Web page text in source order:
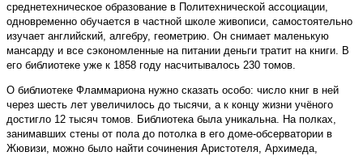
среднетехническое образование в Политехнической ассоциации,
одновременно обучается в частной школе живописи, самостоятельно
изучает английский, алгебру, геометрию. Он снимает маленькую
мансарду и все сэкономленные на питании деньги тратит на книги. В
его библиотеке уже к 1858 году насчитывалось 230 томов.
О библиотеке Фламмариона нужно сказать особо: число книг в ней
через шесть лет увеличилось до тысячи, а к концу жизни учёного
достигло 12 тысяч томов. Библиотека была уникальна. На полках,
занимавших стены от пола до потолка в его доме-обсерватории в
Жювизи, можно было найти сочинения Аристотеля, Архимеда,